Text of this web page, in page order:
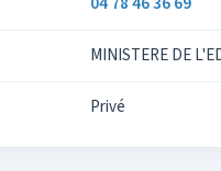
MINISTERE DE
Privé